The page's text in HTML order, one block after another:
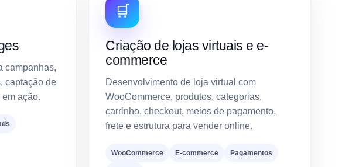
campanhas,
captação de
ação.
🛒
Criação de lojas virtuais e e-
commerce
Desenvolvimento de loja virtual com
WooCommerce, produtos, categorias,
carrinho, checkout, meios de pagamento,
frete e estrutura para vender online.
WooCommerce E-commerce Pagamentos